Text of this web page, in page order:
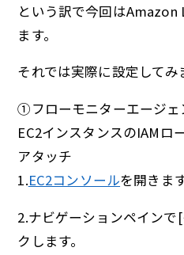
という訳で今回はAmazon
ます。
それでは実際に設定してみ
①フローモニターエージェ
EC2インスタンスのIAMロ
アタッチ
1.EC2コンソールを開きます
2.ナビゲーションペイン
クします。